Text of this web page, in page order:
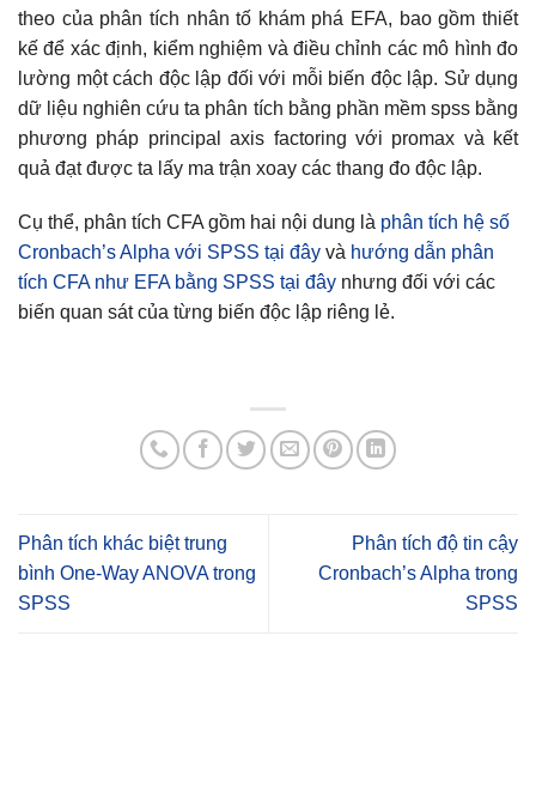
theo của phân tích nhân tố khám phá EFA, bao gồm thiết
kế để xác định, kiểm nghiệm và điều chỉnh các mô hình đo
lường một cách độc lập đối với mỗi biến độc lập. Sử dụng
dữ liệu nghiên cứu ta phân tích bằng phần mềm spss bằng
phương pháp principal axis factoring với promax và kết
quả đạt được ta lấy ma trận xoay các thang đo độc lập.
Cụ thể, phân tích CFA gồm hai nội dung là phân tích hệ số
Cronbach’s Alpha với SPSS tại đây và hướng dẫn phân
tích CFA như EFA bằng SPSS tại đây nhưng đối với các
biến quan sát của từng biến độc lập riêng lẻ.
Phân tích khác biệt trung
bình One-Way ANOVA trong
SPSS
Phân tích độ tin cậy
Cronbach’s Alpha trong
SPSS